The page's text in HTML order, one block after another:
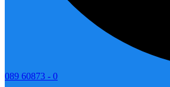
089 60873 - 0